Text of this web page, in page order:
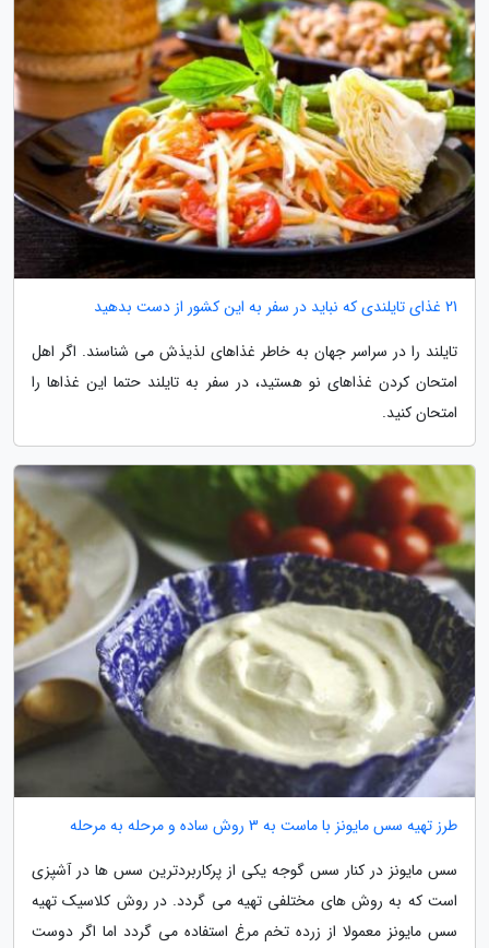
21 غذای تایلندی که نباید در سفر به این کشور از دست بدهید
تایلند را در سراسر جهان به خاطر غذاهای لذیذش می شناسند. اگر اهل
امتحان کردن غذاهای نو هستید، در سفر به تایلند حتما این غذاها را
امتحان کنید.
طرز تهیه سس مایونز با ماست به 3 روش ساده و مرحله به مرحله
سس مایونز در کنار سس گوجه یکی از پرکاربردترین سس ها در آشپزی
است که به روش های مختلفی تهیه می گردد. در روش کلاسیک تهیه
سس مایونز معمولا از زرده تخم مرغ استفاده می گردد اما اگر دوست